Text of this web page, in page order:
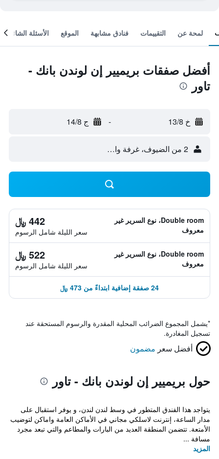
لمحة عن التقييمات فنادق مشابهة الموقع الأسئلة الشائعة
أفضل صفقات بريميير إن لوندن بانك -
تاور
خ 13/8 - ج 14/8
2 من الضيوف، غرفة واحدة
Double room، نوع السرير غير
معروف
442 ﷼
سعر الليلة شامل الرسوم
Double room، نوع السرير غير
معروف
522 ﷼
سعر الليلة شامل الرسوم
24 صفقة إضافية ابتداءً من 473 ﷼
*يشمل المجموع الضرائب المحلية المقدرة والرسوم المستحقة عند
تسجيل المغادرة.
أفضل سعر مضمون
حول بريميير إن لوندن بانك - تاور
يتواجد هذا الفندق المتطور في وسط لندن لندن، و يوفر استقبال على
مدار الساعة، إنترنت لاسلكي مجاني في الأماكن العامة واماكن لتوضيب
الأمتعة. تتضمن المنطقة العديد من البارات والمطاعم والتي تبعد مجرد
مسافة ...
المزيد